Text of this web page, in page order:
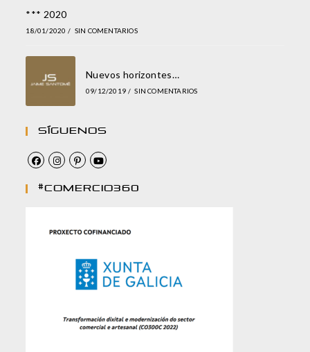
*** 2020
18/01/2020 / SIN COMENTARIOS
Nuevos horizontes…
09/12/2019 / SIN COMENTARIOS
Síguenos
#comercio360